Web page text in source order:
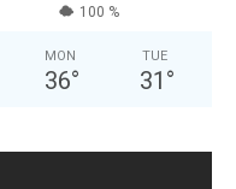
100 %
MON
36°
TUE
31 °